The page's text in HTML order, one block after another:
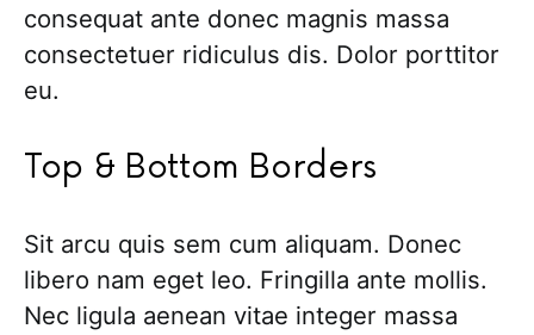
consequat ante donec magnis massa
consectetuer ridiculus dis. Dolor porttitor
eu.
Top & Bottom Borders
Sit arcu quis sem cum aliquam. Donec
libero nam eget leo. Fringilla ante mollis.
Nec ligula aenean vitae integer massa